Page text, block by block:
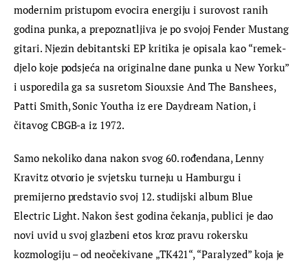
modernim pristupom evocira energiju i surovost ranih
godina punka, a prepoznatljiva je po svojoj Fender Mustang
gitari. Njezin debitantski EP kritika je opisala kao “remek-
djelo koje podsjeća na originalne dane punka u New Yorku”
i usporedila ga sa susretom Siouxsie And The Banshees,
Patti Smith, Sonic Youtha iz ere Daydream Nation, i
čitavog CBGB-a iz 1972.
Samo nekoliko dana nakon svog 60. rođendana, Lenny
Kravitz otvorio je svjetsku turneju u Hamburgu i
premijerno predstavio svoj 12. studijski album Blue
Electric Light. Nakon šest godina čekanja, publici je dao
novi uvid u svoj glazbeni etos kroz pravu rokersku
kozmologiju – od neočekivane „TK421“, “Paralyzed” koja je